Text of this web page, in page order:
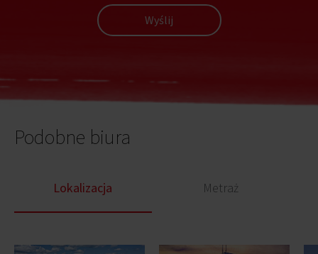
Wyślij
Podobne biura
Lokalizacja Metraż